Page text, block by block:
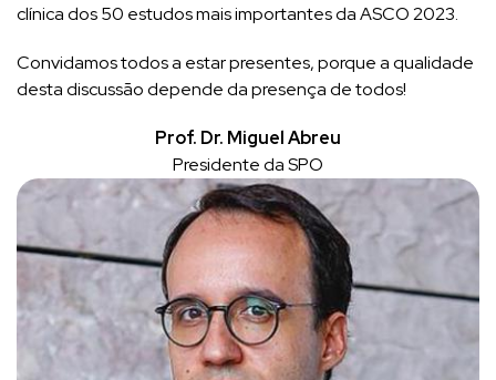
clínica dos 50 estudos mais importantes da ASCO 2023.
Convidamos todos a estar presentes, porque a qualidade
desta discussão depende da presença de todos!
Prof. Dr. Miguel Abreu
Presidente da SPO